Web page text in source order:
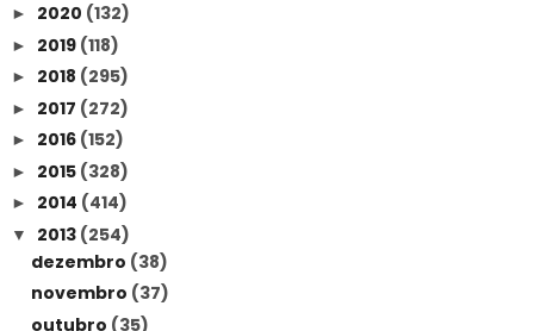
► 2020 (132)
► 2019 (118)
► 2018 (295)
► 2017 (272)
► 2016 (152)
► 2015 (328)
► 2014 (414)
▼ 2013 (254)
dezembro (38)
novembro (37)
outubro (35)